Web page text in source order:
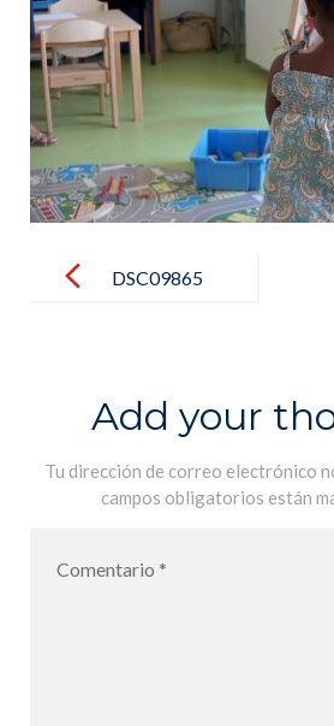
navigationDSC09865
Add your
Tu dirección de correo electrónico
campos obligatorios están